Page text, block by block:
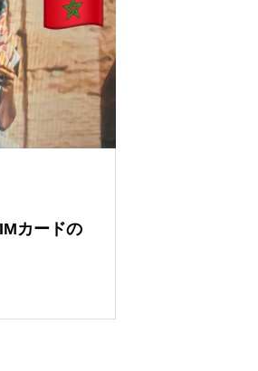
カードの